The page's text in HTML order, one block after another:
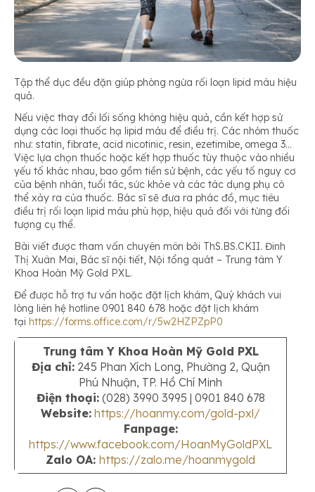
Tập thể dục đều đặn giúp phòng ngừa rối loạn lipid máu hiệu
quả.
Nếu việc thay đổi lối sống không hiệu quả, cần kết hợp sử
dụng các loại thuốc hạ lipid máu để điều trị. Các nhóm thuốc
như: statin, fibrate, acid nicotinic, resin, ezetimibe, omega 3…
Việc lựa chọn thuốc hoặc kết hợp thuốc tùy thuộc vào nhiều
yếu tố khác nhau, bao gồm tiền sử bệnh, các yếu tố nguy cơ
của bệnh nhân, tuổi tác, sức khỏe và các tác dụng phụ có
thể xảy ra của thuốc. Bác sĩ sẽ đưa ra phác đồ, mục tiêu
điều trị rối loạn lipid máu phù hợp, hiệu quả đối với từng đối
tượng cụ thể.
Bài viết được tham vấn chuyên môn bởi ThS.BS.CKII. Đinh
Thị Xuân Mai, Bác sĩ nội tiết, Nội tổng quát – Trung tâm Y
Khoa Hoàn Mỹ Gold PXL.
Để được hỗ trợ tư vấn hoặc đặt lịch khám, Quý khách vui
lòng liên hệ hotline 0901 840 678 hoặc đặt lịch khám
tại https://forms.office.com/r/5w2HZPZpP0
Trung tâm Y Khoa Hoàn Mỹ Gold PXL
Địa chỉ:245 Phan Xích Long, Phường 2, Quận
Phú Nhuận, TP. Hồ Chí Minh
Điện thoại:(028) 3990 3995 | 0901 840 678
Website: https://hoanmy.com/gold-pxl/
Fanpage:
https://www.facebook.com/HoanMyGoldPXL
Zalo OA: https://zalo.me/hoanmygold